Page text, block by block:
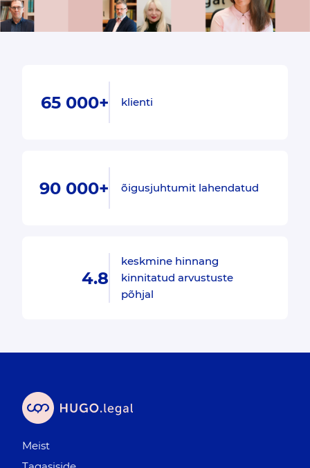
65 000+ klienti
90 000+ õigusjuhtumit lahendatud
4.8
keskmine hinnang
kinnitatud arvustuste
põhjal
Meist